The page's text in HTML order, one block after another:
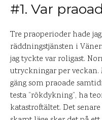
#1. Var
Tre praoperioder hade
räddningstjänsten i
jag tyckte var roligast.
utryckningar per veckan.
gäng som praoade
testa ”rökdykning”, ha
katastroftältet. Det